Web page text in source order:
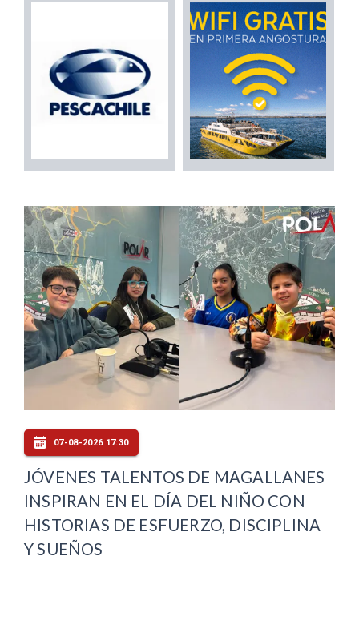
07-08-2026 17:30
JÓVENES TALENTOS DE MAGALLANES
INSPIRAN EN EL DÍA DEL NIÑO CON
HISTORIAS DE ESFUERZO, DISCIPLINA
Y SUEÑOS